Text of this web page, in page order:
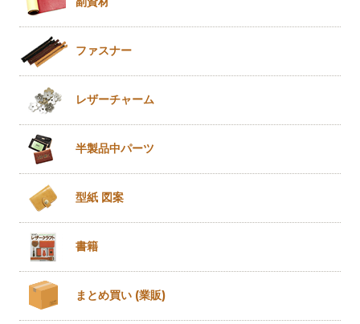
ファスナー
レザーチャーム
半製品中パーツ
型紙 図案
書籍
まとめ買い (業販)